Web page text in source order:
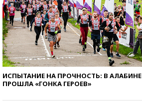
ИСПЫТАНИЕ НА ПРОЧНОСТЬ: В АЛАБИНЕ
ПРОШЛА «ГОНКА ГЕРОЕВ»